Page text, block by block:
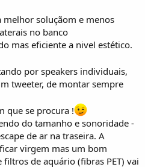
melhor soluçãom e menos
no banco
mas eficiente a nivel estético.
por speakers individuais,
tweeter, de montar sempre
que se procura !
do tamanho e sonoridade -
de ar na traseira. A
virgem mas um bom
de aquário (fibras PET) vai